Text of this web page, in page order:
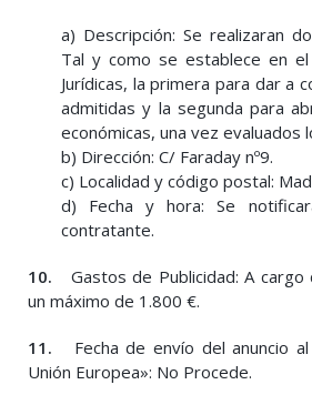
a) Descripción: Se realizaran
Tal y como se establece en el
Jurídicas, la primera para dar a
admitidas y la segunda para
económicas, una vez evaluados
b) Dirección: C/ Faraday nº9.
c) Localidad y código postal:
d) Fecha y hora: Se
contratante.
10.
Gastos de Publicidad: A cargo
un máximo de 1.800 €.
11. Fecha de envío del anuncio
Unión Europea»: No Procede.